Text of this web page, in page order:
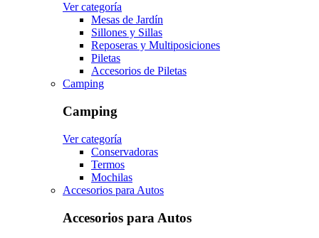
Ver categoría
Mesas de Jardín
Sillones y Sillas
Reposeras y Multiposiciones
Piletas
Accesorios de Piletas
Camping
Camping
Ver categoría
Conservadoras
Termos
Mochilas
Accesorios para Autos
Accesorios para Autos